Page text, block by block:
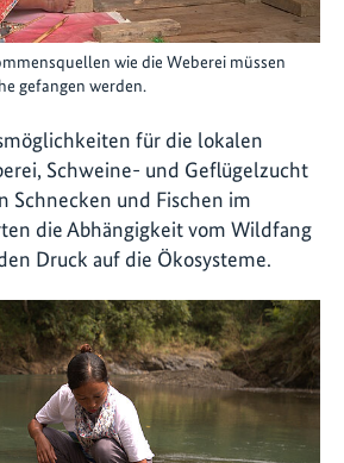
wie die Weberei müssen
gefangen werden.
für die lokalen
Schweine- und Geflügelzucht
Schnecken und Fischen im
die Abhängigkeit vom Wildfang
Druck auf die Ökosysteme.